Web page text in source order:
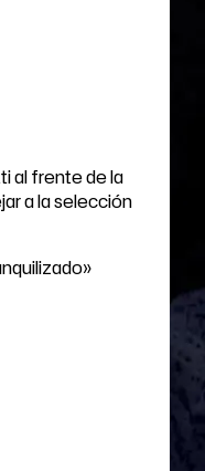
al frente de la
a la selección